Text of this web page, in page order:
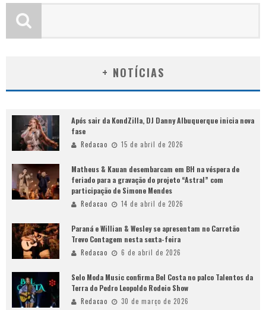
+ NOTÍCIAS
Após sair da KondZilla, DJ Danny Albuquerque inicia nova
fase
Redacao 15 de abril de 2026
Matheus & Kauan desembarcam em BH na véspera de
feriado para a gravação do projeto “Astral” com
participação de Simone Mendes
Redacao 14 de abril de 2026
Paraná e Willian & Wesley se apresentam no Carretão
Trevo Contagem nesta sexta-feira
Redacao 6 de abril de 2026
Selo Moda Music confirma Bel Costa no palco Talentos da
Terra do Pedro Leopoldo Rodeio Show
Redacao 30 de março de 2026